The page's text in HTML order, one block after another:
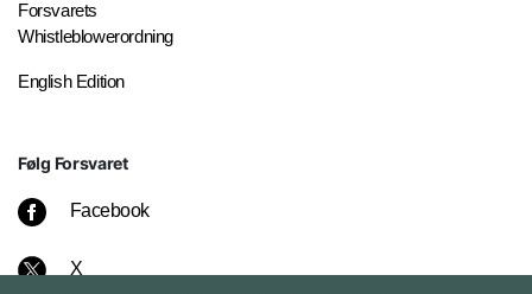
Forsvarets
Whistleblowerordning
English Edition
Følg Forsvaret
Facebook
X